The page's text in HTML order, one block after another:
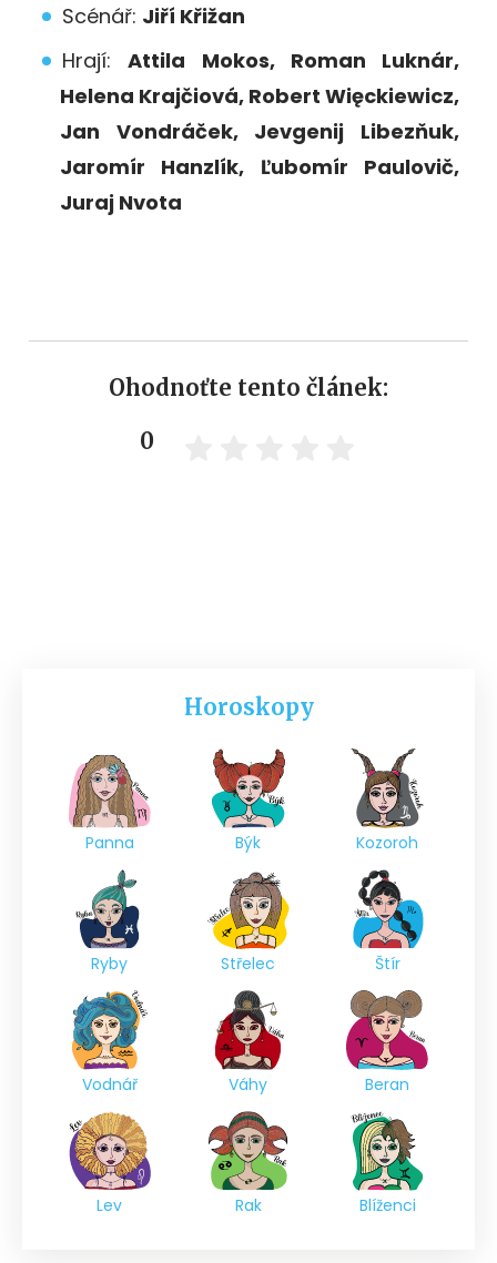
Scénář: Jiří Křižan
Hrají:Attila Mokos, Roman Luknár,
Helena Krajčiová, Robert Więckiewicz,
Jan Vondráček, Jevgenij Libezňuk,
Jaromír Hanzlík, Ľubomír Paulovič,
Juraj Nvota
Ohodnoťte tento článek:
0
Horoskopy
Panna Býk Kozoroh
Ryby Střelec Štír
Vodnář Váhy Beran
Lev Rak Blíženci